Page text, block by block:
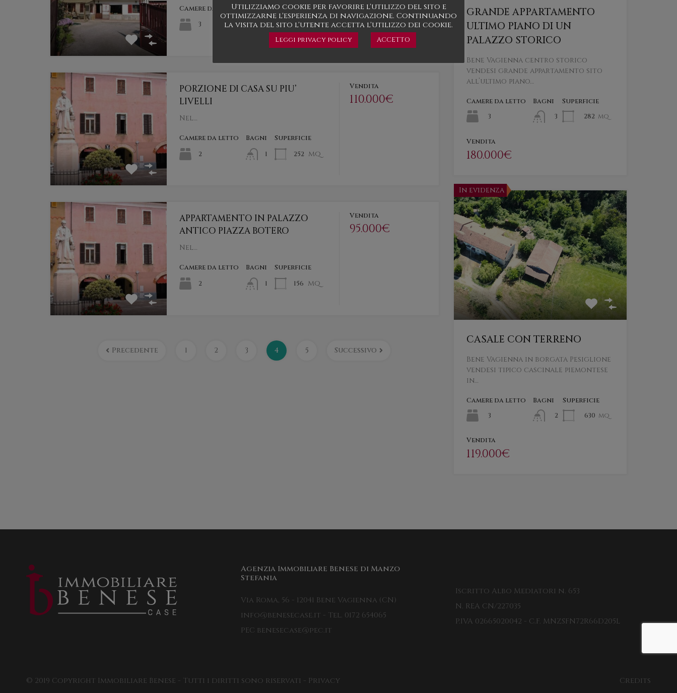
Camere da letto
3
Bagni
1
Superficie
270 mq
PORZIONE DI CASA SU PIU’
LIVELLI
Nel…
Camere da letto
2
Bagni
1
Superficie
252 mq
Vendita
110.000€
APPARTAMENTO IN PALAZZO
ANTICO PIAZZA BOTERO
Nel…
Camere da letto
2
Bagni
1
Superficie
156 mq
Vendita
95.000€
Precedente 1 2 3 4 5 Successivo
GRANDE APPARTAMENTO
ULTIMO PIANO DI UN
PALAZZO STORICO
Bene Vagienna centro storico
vendesi grande appartamento sito
all’ultimo piano…
Camere da letto
3
Bagni
3
Superficie
282 mq
Vendita
180.000€
In evidenza
CASALE CON TERRENO
Bene Vagienna in borgata Pesiglione
vendesi tipico cascinale piemontese
in…
Camere da letto
3
Bagni
2
Superficie
630 mq
Vendita
119.000€
Agenzia Immobiliare Benese di Manzo
Stefania
Via Roma, 56 - 12041 Bene Vagienna (CN)
info@benesecase.it - Tel. 0172 654065
PEC benesecase@pec.it
Iscritto Albo Mediatori n. 653
N. REA CN/227035
P.IVA 02665020042 - C.F. MNZSFN72R66D205L
© 2019 Copyright Immobiliare Benese - Tutti i diritti sono riservati - Privacy Credits
Utilizziamo cookie per favorire l'utilizzo del sito e
ottimizzarne l'esperienza di navigazione. Continuando
la visita del sito l'utente accetta l'utilizzo dei cookie.
Leggi privacy policy ACCETTO